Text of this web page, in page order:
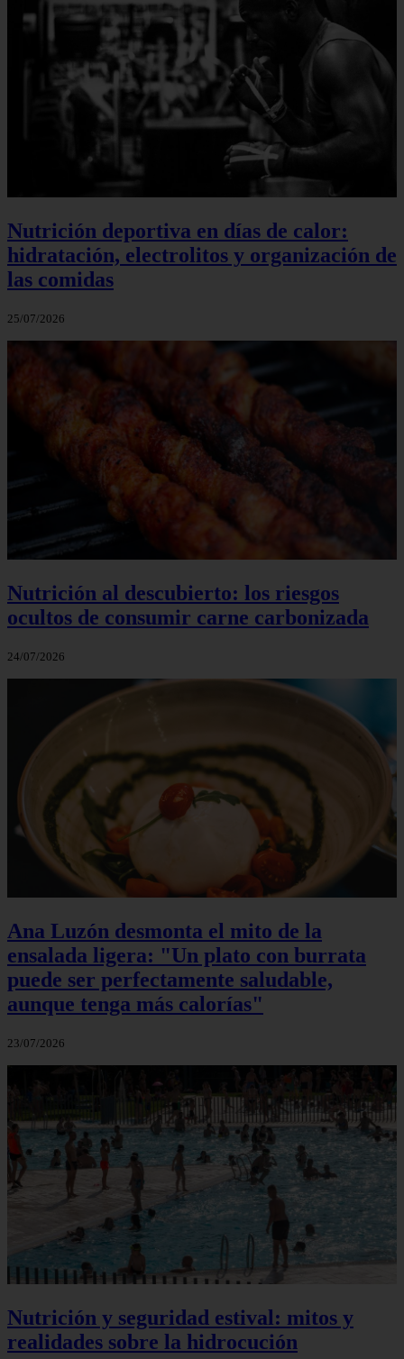
Nutrición deportiva en días de calor:
hidratación, electrolitos y organización de
las comidas
25/07/2026
Nutrición al descubierto: los riesgos
ocultos de consumir carne carbonizada
24/07/2026
Ana Luzón desmonta el mito de la
ensalada ligera: "Un plato con burrata
puede ser perfectamente saludable,
aunque tenga más calorías"
23/07/2026
Nutrición y seguridad estival: mitos y
realidades sobre la hidrocución